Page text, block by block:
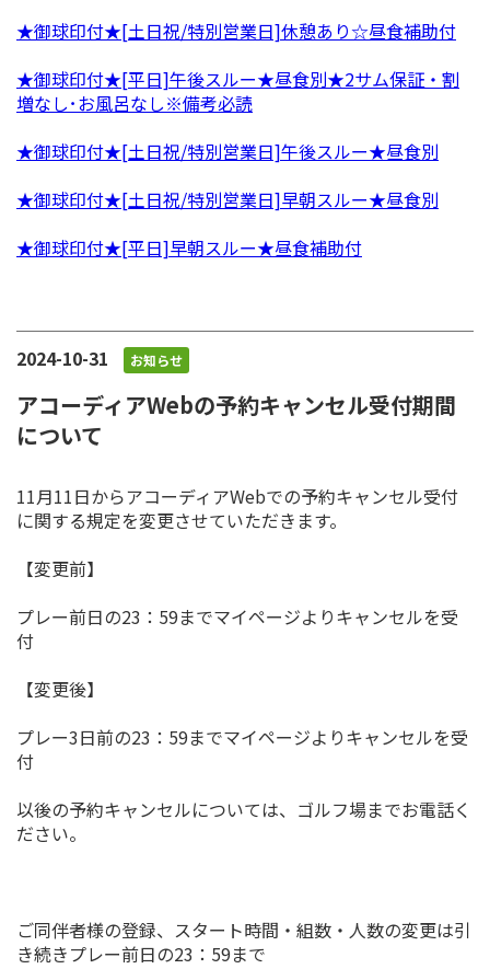
★御球印付★[土日祝/特別営業日]休憩あり☆昼食補助付
★御球印付★[平日]午後スルー★昼食別★2サム保証・割
増なし･お風呂なし※備考必読
★御球印付★[土日祝/特別営業日]午後スルー★昼食別
★御球印付★[土日祝/特別営業日]早朝スルー★昼食別
★御球印付★[平日]早朝スルー★昼食補助付
2024-10-31 お知らせ
アコーディアWebの予約キャンセル受付期間
について
11月11日からアコーディアWebでの予約キャンセル受付
に関する規定を変更させていただきます。
【変更前】
プレー前日の23：59までマイページよりキャンセルを受
付
【変更後】
プレー3日前の23：59までマイページよりキャンセルを受
付
以後の予約キャンセルについては、ゴルフ場までお電話く
ださい。
ご同伴者様の登録、スタート時間・組数・人数の変更は引
き続きプレー前日の23：59まで